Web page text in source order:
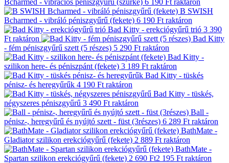
Bcharmed - vibrációs péniszgyűrű (szürke) 6 190 Ft raktáron
B SWISH
Bcharmed - vibráló péniszgyűrű (fekete) 6 190 Ft raktáron
Bad Kitty - erekciógyűrű trió 3 390
Ft raktáron
Bad Kitty
- fém péniszgyűrű szett (5 részes) 5 290 Ft raktáron
Bad Kitty -
szilikon here- és péniszpánt (fekete) 3 189 Ft raktáron
Bad Kitty - tüskés
pénisz- és heregyűrűk 4 190 Ft raktáron
Bad Kitty - tüskés,
négyszeres péniszgyűrű 3 490 Ft raktáron
Ball -
pénisz-, heregyűrű és nyújtó szett - füst (3részes) 6 289 Ft raktáron
BathMate -
Gladiator szilikon erekciógyűrű (fekete) 2 889 Ft raktáron
BathMate -
Spartan szilikon erekciógyűrű (fekete) 2 690 Ft2 195 Ft raktáron